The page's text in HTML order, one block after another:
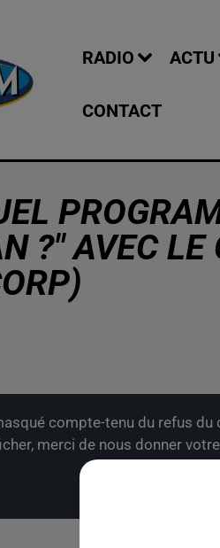
RADIO ACTU
CONTACT
?" AVEC LE
compte-tenu du refus
merci de nous donner